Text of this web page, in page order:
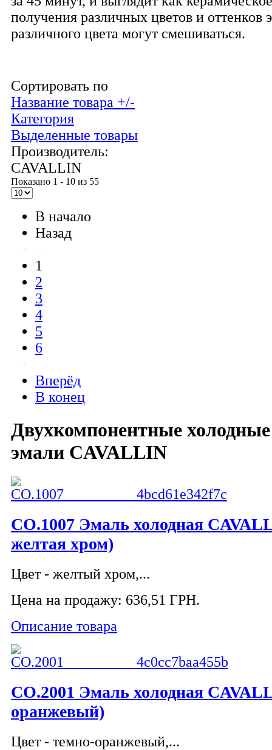
получения различных цветов и оттенков
различного цвета могут смешиваться.
Сортировать по
Название товара +/-
Категория
Выделенные товары
Производитель:
CAVALLIN
Показано 1 - 10 из 55
В начало
Назад
1
2
3
4
5
6
Вперёд
В конец
Двухкомпонентные холодные
эмали CAVALLIN
CO.1007 Эмаль холодная
желтая хром)
Цвет - желтый хром,...
Цена на продажу: 636,51 ГРН.
Описание товара
CO.2001 Эмаль холодная
оранжевый)
Цвет - темно-оранжевый,...